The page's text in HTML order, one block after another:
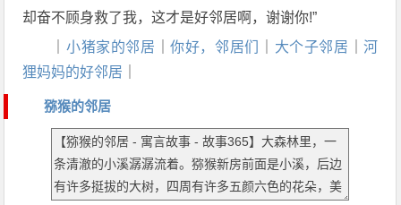
却奋不顾身救了我，这才是好邻居啊，谢谢你!”
｜小猪家的邻居 ｜你好，邻居们 大个子邻居 ｜河
狸妈妈的好邻居
猕猴的邻居